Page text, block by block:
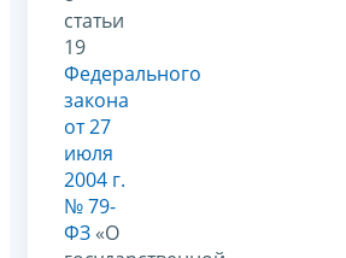
статьи
19
Федерального
закона
от 27
июля
2004 г.
№ 79-
ФЗ «О